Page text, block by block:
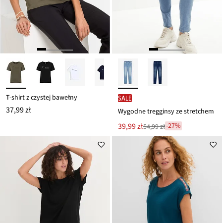
T-shirt z czystej bawełny
37,99 zł
SALE
Wygodne tregginsy ze stretchem
Nowa
cena
39,99 zł
Przeceniono
54,99 zł
54,99 zł-27%